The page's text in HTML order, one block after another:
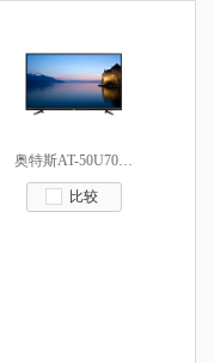
奥特斯AT-50U701CN17
比较